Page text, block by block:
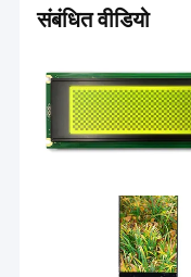
संबंधित वीडियो